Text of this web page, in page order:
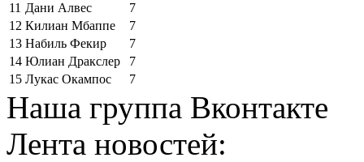
11 Дани Алвес
7
12 Килиан Мбаппе
7
13 Набиль Фекир
7
14 Юлиан Дракслер
7
15 Лукас Окампос 7
Наша группа Вконтакте
Лента новостей: